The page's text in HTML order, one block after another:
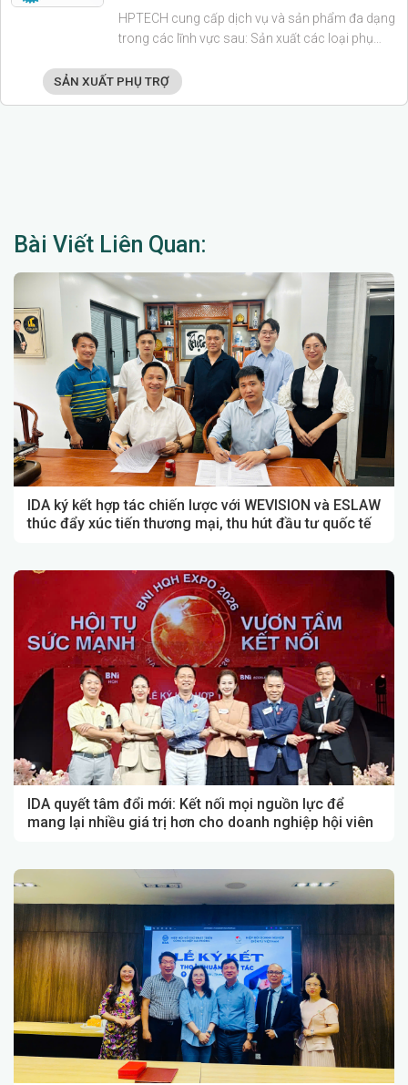
SẢN XUẤT PHỤ TRỢ
HPTECH cung cấp dịch vụ và sản phẩm đa dạng
trong các lĩnh vực sau: Sản xuất các loại phụ
cơ khí, tráng phù kim loại; Sản xuất máy công cụ
và máy tạo hình kim loại,...
Bài Viết Liên Quan:
IDA ký kết hợp tác chiến lược với WEVISION và ESLAW
thúc đẩy xúc tiến thương mại, thu hút đầu tư quốc tế
IDA quyết tâm đổi mới: Kết nối mọi nguồn lực để
mang lại nhiều giá trị hơn cho doanh nghiệp hội viên